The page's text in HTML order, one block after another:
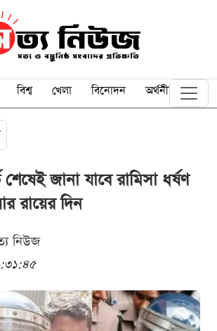
বিশ্ব খেলা বিনোদন অর্থনীতি
জানা যাবে রামিসা ধর্ষণ
রায়ের দিন
নিউজ